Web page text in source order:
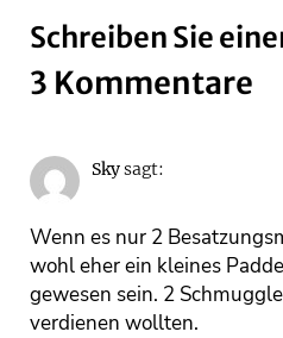
Schreiben Sie
3 Kommentare
Skysagt:
Wenn es nur 2
wohl eher ein kleines
gewesen sein. 2
verdienen wollten.